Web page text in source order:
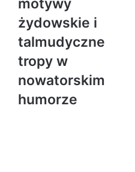
motywy
żydowskie i
talmudyczne
tropy w
nowatorskim
humorze